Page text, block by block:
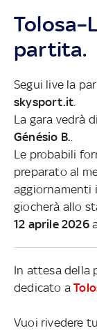
partita.
Segui live la
skysport.it
La gara vedrà
Génésio B.
Le probabili
preparato al
aggiornamenti
giocherà allo
12 aprile 2026
In attesa della
dedicato a
Vuoi rivedere